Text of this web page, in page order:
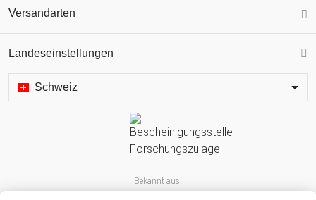
Versandarten
Landeseinstellungen
Schweiz
Bekannt aus: